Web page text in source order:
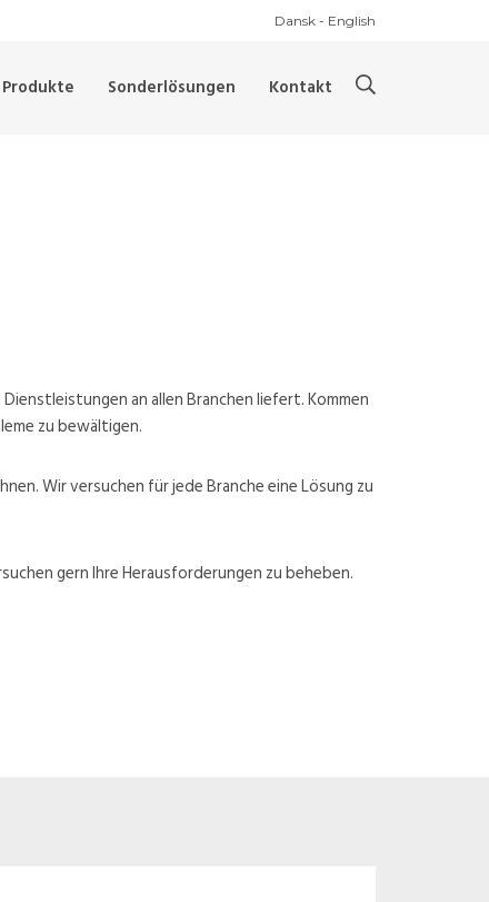
Dansk - English
Produkte Sonderlösungen Kontakt
an allen Branchen liefert. Kommen
zu bewältigen.
Wir versuchen für jede Branche eine Lösung zu
gern Ihre Herausforderungen zu beheben.